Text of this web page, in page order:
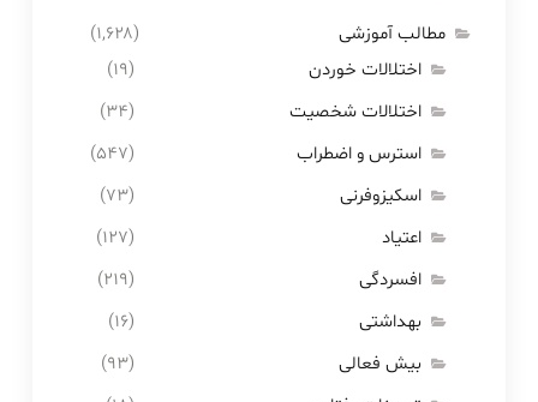
مطالب آموزشی
(۱,۶۲۸)
اختلالات خوردن
(۱۹)
اختلالات شخصیت
(۳۴)
استرس و اضطراب
(۵۴۷)
اسکیزوفرنی
(۷۳)
اعتیاد
(۱۲۷)
افسردگی
(۲۱۹)
بهداشتی
(۱۶)
بیش فعالی
(۹۳)